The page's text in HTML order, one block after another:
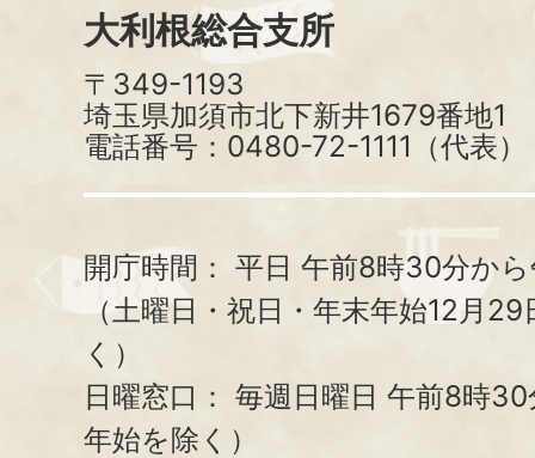
大利根総合支所
〒349-1193
埼玉県加須市北下新井1679番地1
電話番号：0480-72-1111（代表）
開庁時間： 平日 午前8時30分か
（土曜日・祝日・年末年始12月
く）
日曜窓口： 毎週日曜日 午前8時
年始を除く）